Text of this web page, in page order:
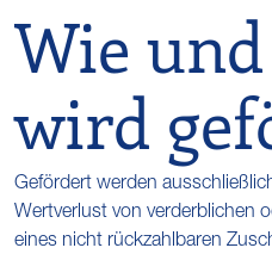
Wie
wird
Gefördert werden
Wertverlust von verderblichen
eines nicht rückzahlbaren